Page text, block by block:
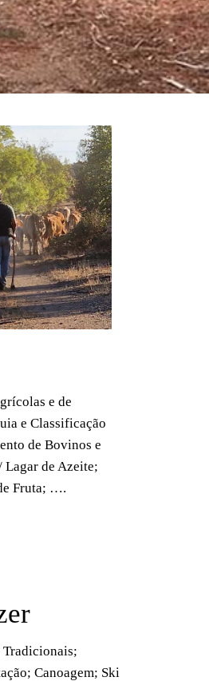
e de
e Classificação
de Bovinos e
Lagar de Azeite;
Fruta; ….
Canoagem; Ski